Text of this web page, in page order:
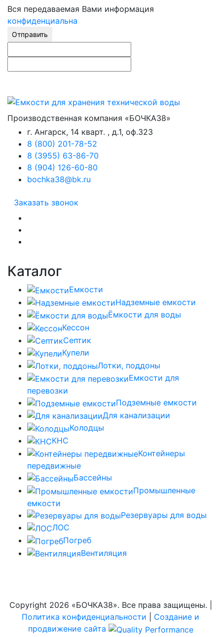
Вся передаваемая Вами информация
конфиденциальна
Отправить
Производственная компания «БОЧКА38»
г. Ангарск, 14 кварт. , д.1, оф.323
8 (800) 201-78-52
8 (3955) 63-86-70
8 (904) 126-60-80
bochka38@bk.ru
Заказать звонок
Каталог
Емкости
Надземные емкости
Ёмкости для воды
Кессон
Септик
Купели
Лотки, поддоны
Емкости для
перевозки
Подземные емкости
Для канализации
Колодцы
КНС
Контейнеры
передвижные
Бассейны
Промышленные
емкости
Резервуары для воды
ЛОС
Погреб
Вентиляция
Copyright 2026 «БОЧКА38». Все права защищены. |
Политика конфиденциальности
Создание и
продвижение сайта